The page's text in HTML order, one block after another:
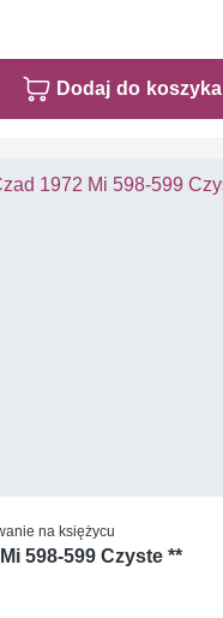
Dodaj do koszyka
na księżycu
598-599 Czyste **